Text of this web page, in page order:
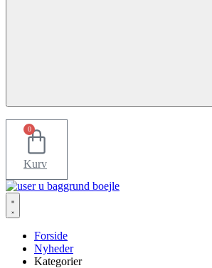
0
Kurv
Forside
Nyheder
Kategorier